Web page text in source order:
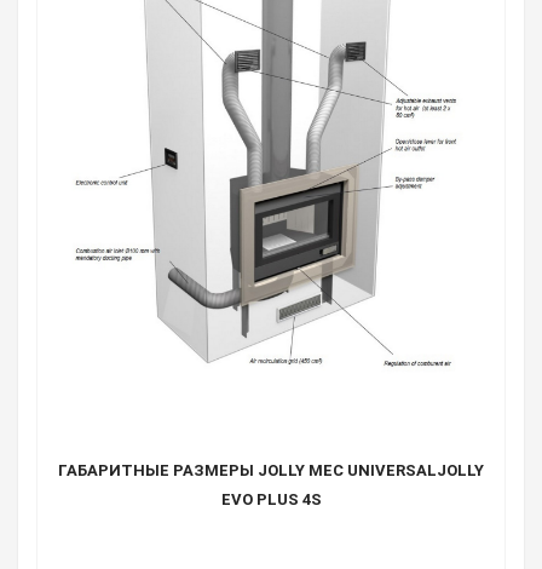
ГАБАРИТНЫЕ РАЗМЕРЫ JOLLY MEC UNIVERSALJOLLY
EVO PLUS 4S